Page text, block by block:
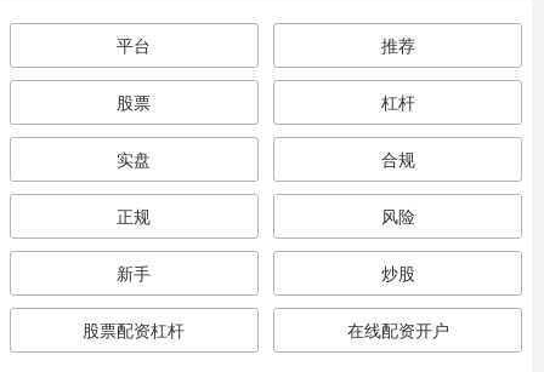
平台 推荐
股票 杠杆
实盘 合规
正规 风险
新手 炒股
股票配资杠杆 在线配资开户